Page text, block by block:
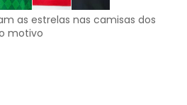
as estrelas nas camisas dos
motivo